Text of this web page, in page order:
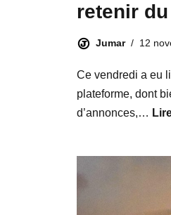
retenir
Jumar 12
Ce vendredi a eu
plateforme, dont
d’annonces,…